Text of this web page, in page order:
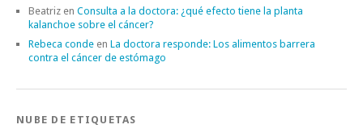
Beatriz en Consulta a la doctora: ¿qué efecto tiene la planta
kalanchoe sobre el cáncer?
Rebeca conde en La doctora responde: Los alimentos barrera
contra el cáncer de estómago
NUBE DE ETIQUETAS